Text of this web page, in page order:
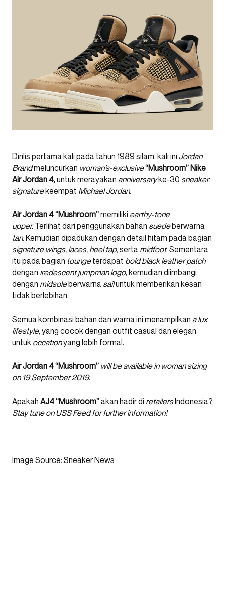
Dirilis pertama kali pada tahun 1989 silam, kali ini Jordan
Brandmeluncurkan woman’s-exclusive“Mushroom” Nike
Air Jordan 4,untuk merayakan anniversaryke-30 sneaker
signaturekeempat Michael Jordan.
Air Jordan 4 “Mushroom”memiliki earthy-tone
upper. Terlihat dari penggunakan bahan suedeberwarna
tan. Kemudian dipadukan dengan detail hitam pada bagian
signature wings, laces, heel tap,serta midfoot. Sementara
itu pada bagian toungeterdapat bold black leather patch
dengan iredescent jumpman logo, kemudian diimbangi
dengan midsoleberwarna sailuntuk memberikan kesan
tidak berlebihan.
Semua kombinasi bahan dan warna ini menampilkan a lux
lifestyle, yang cocok dengan outfit casual dan elegan
untuk occationyang lebih formal.
Air Jordan 4 “Mushroom” will be available in woman sizing
on 19 September 2019.
Apakah AJ4 “Mushroom”akan hadir di retailersIndonesia?
Stay tune on USS Feed for further information!
Image Source: Sneaker News